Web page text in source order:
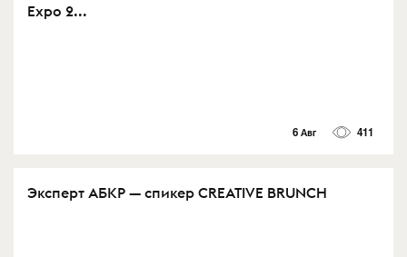
Expo 2...
6 Авг 411
Эксперт АБКР — спикер CREATIVE BRUNCH